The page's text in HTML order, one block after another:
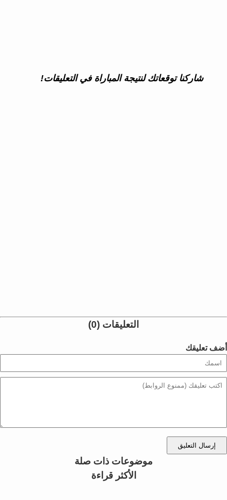
شاركنا توقعاتك لنتيجة المباراة في التعليقات!
التعليقات (0)
أضف تعليقك
إرسال التعليق
موضوعات ذات صلة
الأكثر قراءة